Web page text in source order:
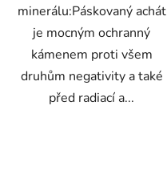
minerálu:Páskovaný achát
je mocným ochranný
kámenem proti všem
druhům negativity a také
před radiací a...